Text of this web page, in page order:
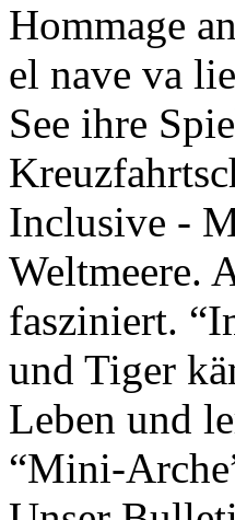
Hommage
el nave va
See ihre
Inclusive -
Weltmeere.
fasziniert.
und Tiger
Leben und
“Mini-